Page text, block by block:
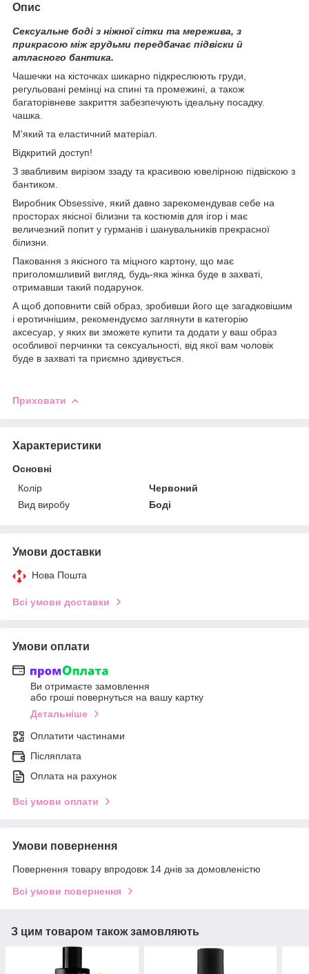
Опис
Сексуальне боді з ніжної сітки та мережива, з
прикрасою між грудьми передбачає підвіски й
атласного бантика.
Чашечки на кісточках шикарно підкреслюють груди,
регульовані ремінці на спині та промежині, а також
багаторівневе закриття забезпечують ідеальну посадку.
чашка.
М'який та еластичний матеріал.
Відкритий доступ!
З звабливим вирізом ззаду та красивою ювелірною підвіскою з
бантиком.
Виробник Obsessive, який давно зарекомендував себе на
просторах якісної білизни та костюмів для ігор і має
величезний попит у гурманів і шанувальників прекрасної
білизни.
Паковання з якісного та міцного картону, що має
приголомшливий вигляд, будь-яка жінка буде в захваті,
отримавши такий подарунок.
А щоб доповнити свій образ, зробивши його ще загадковішим
і еротичнішим, рекомендуємо заглянути в категорію
аксесуар, у яких ви зможете купити та додати у ваш образ
особливої перчинки та сексуальності, від якої вам чоловік
буде в захваті та приємно здивується.
Приховати
Характеристики
Основні
Колір
Червоний
Вид виробу
Боді
Умови доставки
Нова Пошта
Всі умови доставки
Умови оплати
Ви отримаєте замовлення
або гроші повернуться на вашу картку
Детальніше
Оплатити частинами
Післяплата
Оплата на рахунок
Всі умови оплати
Умови повернення
Повернення товару впродовж 14 днів за домовленістю
Всі умови повернення
З цим товаром також замовляють